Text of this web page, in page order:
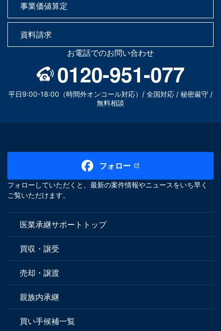
事業価値算定
資料請求
お電話でのお問い合わせ
0120-951-077
平日9:00-18:00（時間外オンコール対応）/ 全国対応 / 秘密厳守 /
無料相談
フォロー
フォローしていただくと、最新の案件情報やニュースをいち早く
ご覧いただけます。
医業承継サポートトップ
買収・譲受
売却・譲渡
親族内承継
買い手候補一覧